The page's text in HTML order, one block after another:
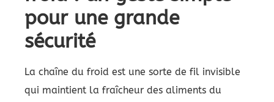
pour une grande
sécurité
La chaîne du froid est une sorte de fil invisible
qui maintient la fraîcheur des aliments du